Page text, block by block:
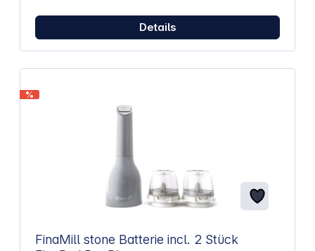
Details
%
FinaMill stone Batterie incl. 2 Stück